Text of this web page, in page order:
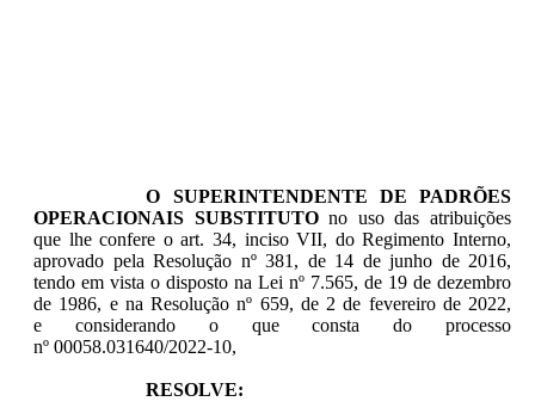
O SUPERINTENDENTE DE PADRÕES
OPERACIONAIS SUBSTITUTOno uso das atribuições
que lhe confere o art. 34, inciso VII, do Regimento Interno,
aprovado pela Resolução nº 381, de 14 de junho de 2016,
tendo em vista o disposto na Lei nº 7.565, de 19 de dezembro
de 1986, e na Resolução nº 659, de 2 de fevereiro de 2022,
e considerando o que consta do processo
nº 00058.031640/2022-10,
RESOLVE: